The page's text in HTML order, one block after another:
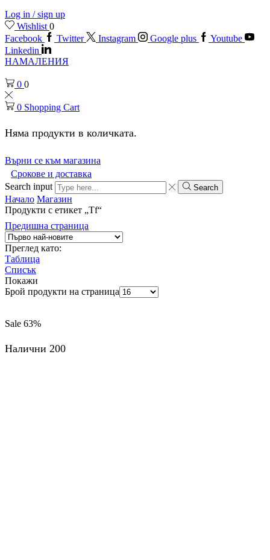
Log in / sign up
Wishlist 0
Facebook
Twitter Instagram Google plus
Youtube
Linkedin
НАМАЛЕНИЯ
0 0
0 Shopping Cart
Няма продукти в количката.
Върни се към магазина
Срокове и доставка
Search input
Search
Начало Магазин
Продукти с етикет „Tf“
Предишна страница
Преглед като:
Таблица
Списък
Покажи
Брой продукти на страница
Sale 63%
Налични 200